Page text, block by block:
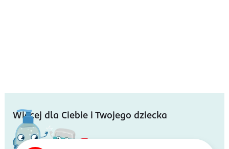
Więcej dla Ciebie i Twojego dziecka